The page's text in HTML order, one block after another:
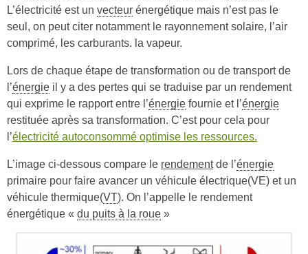
L’électricité est un vecteur énergétique mais n’est pas le
seul, on peut citer notamment le rayonnement solaire, l’air
comprimé, les carburants. la vapeur.
Lors de chaque étape de transformation ou de transport de
l’énergie il y a des pertes qui se traduise par un rendement
qui exprime le rapport entre l’énergie fournie et l’énergie
restituée après sa transformation. C’est pour cela pour
l’électricité autoconsommé optimise les ressources.
L’image ci-dessous compare le rendementde l’énergie
primaire pour faire avancer un véhicule électrique(VE) et un
véhicule thermique(VT). On l’appelle le rendement
énergétique « du puits à la roue »